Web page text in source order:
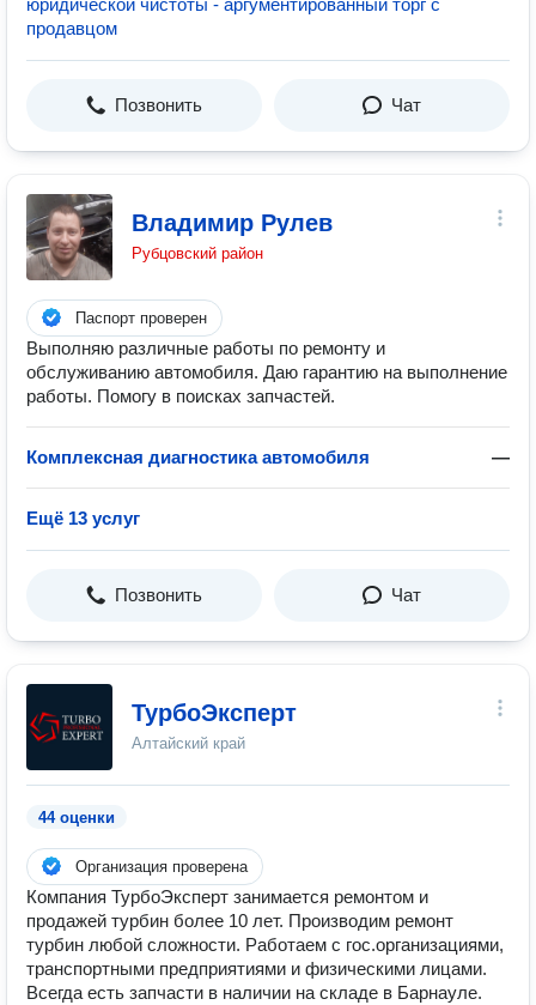
юридической чистоты - аргументированный торг с
продавцом
Позвонить Чат
Владимир Рулев
Рубцовский район
Паспорт проверен
Выполняю различные работы по ремонту и
обслуживанию автомобиля. Даю гарантию на выполнение
работы. Помогу в поисках запчастей.
Комплексная диагностика автомобиля —
Ещё 13 услуг
Позвонить Чат
ТурбоЭксперт
Алтайский край
44 оценки
Организация проверена
Компания ТурбоЭксперт занимается ремонтом и
продажей турбин более 10 лет. Производим ремонт
турбин любой сложности. Работаем с гос.организациями,
транспортными предприятиями и физическими лицами.
Всегда есть запчасти в наличии на складе в Барнауле.